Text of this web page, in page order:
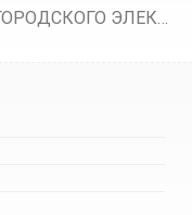
САНКТ-ПЕТЕРБУРГСКОЕ ГУП ГОРОДСКОГО ЭЛЕКТРИЧЕСКОГО ТРАНСПОРТА